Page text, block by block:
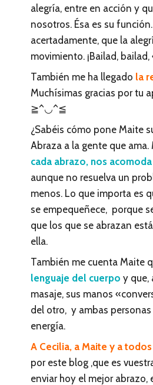
alegría, entre en acción y
nosotros. Ésa es su
acertadamente, que la
movimiento. ¡Bailad,
También me ha llegado la
Muchísimas gracias por tu
≧^◡^≦
¿Sabéis cómo pone Maite
Abraza a la gente que
cada abrazo, nos
aunque no resuelva un
menos. Lo que importa es
se empequeñece, porque
que los que se abrazan
ella.
También me cuenta Maite
lenguaje del cuerpo y que,
masaje, sus manos
del otro, y ambas
energía.
A Cecilia, a Maite y a todos
por este blog ,que es
enviar hoy el mejor abrazo,